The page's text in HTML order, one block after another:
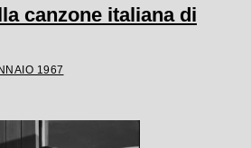
canzone italiana di
1967